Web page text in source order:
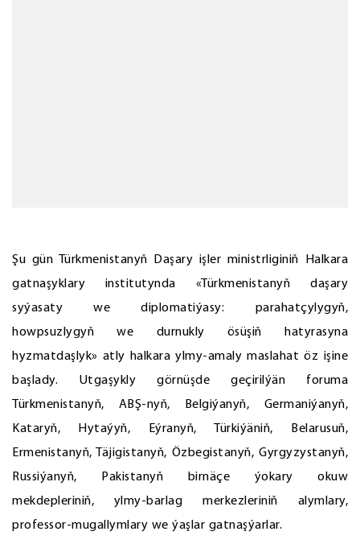
Şu gün Türkmenistanyň Daşary işler ministrliginiň Halkara
gatnaşyklary institutynda «Türkmenistanyň daşary
syýasaty we diplomatiýasy: parahatçylygyň,
howpsuzlygyň we durnukly ösüşiň hatyrasyna
hyzmatdaşlyk» atly halkara ylmy-amaly maslahat öz işine
başlady. Utgaşykly görnüşde geçirilýän foruma
Türkmenistanyň, ABŞ-nyň, Belgiýanyň, Germaniýanyň,
Kataryň, Hytaýyň, Eýranyň, Türkiýäniň, Belarusuň,
Ermenistanyň, Täjigistanyň, Özbegistanyň, Gyrgyzystanyň,
Russiýanyň, Pakistanyň birnäçe ýokary okuw
mekdepleriniň, ylmy-barlag merkezleriniň alymlary,
professor-mugallymlary we ýaşlar gatnaşýarlar.